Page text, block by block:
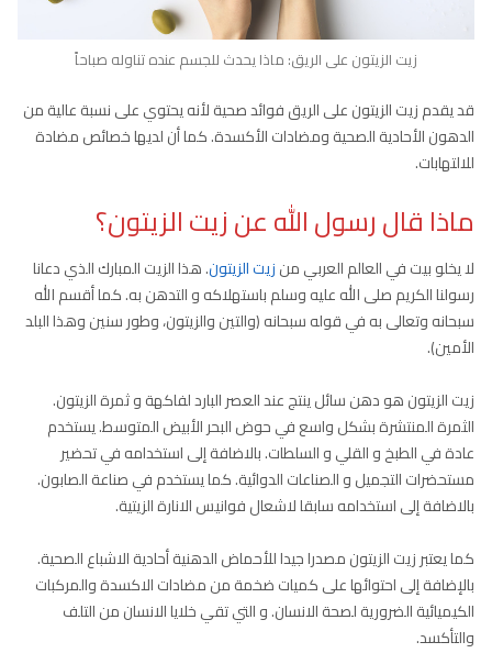
زيت الزيتون على الريق: ماذا يحدث للجسم عنده تناوله صباحاً
قد يقدم زيت الزيتون على الريق فوائد صحية لأنه يحتوي على نسبة عالية من
الدهون الأحادية الصحية ومضادات الأكسدة. كما أن لديها خصائص مضادة
للالتهابات.
ماذا قال رسول الله عن زيت الزيتون؟
لا يخلو بيت في العالم العربي منزيت الزيتون. هذا الزيت المبارك الذي دعانا
رسولنا الكريم صلى الله عليه وسلم باستهلاكه و التدهن به. كما أقسم الله
سبحانه وتعالى به في قوله سبحانه (والتين والزيتون، وطور سنين وهذا البلد
الأمين).
زيت الزيتون هو دهن سائل ينتج عند العصر البارد لفاكهة و ثمرة الزيتون.
الثمرة المنتشرة بشكل واسع في حوض البحر الأبيض المتوسط. يستخدم
عادة في الطبخ و القلي و السلطات. بالاضافة إلى استخدامه في تحضير
مستحضرات التجميل و الصناعات الدوائية. كما يستخدم في صناعة الصابون.
بالاضافة إلى استخدامه سابقا لاشعال فوانيس الانارة الزيتية.
كما يعتبر زيت الزيتون مصدرا جيدا للأحماض الدهنية أحادية الاشباع الصحية.
بالإضافة إلى احتوائها على كميات ضخمة من مضادات الاكسدة والمركبات
الكيميائية الضرورية لصحة الانسان. و التي تقي خلايا الانسان من التلف
والتأكسد.